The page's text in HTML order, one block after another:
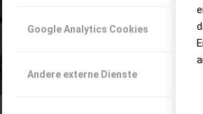
Google Analytics Cookies
Andere externe Dienste